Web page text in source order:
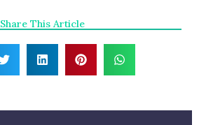
Share This Article